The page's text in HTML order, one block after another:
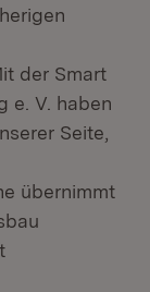
der Smart
e. V. haben
Seite,
übernimmt